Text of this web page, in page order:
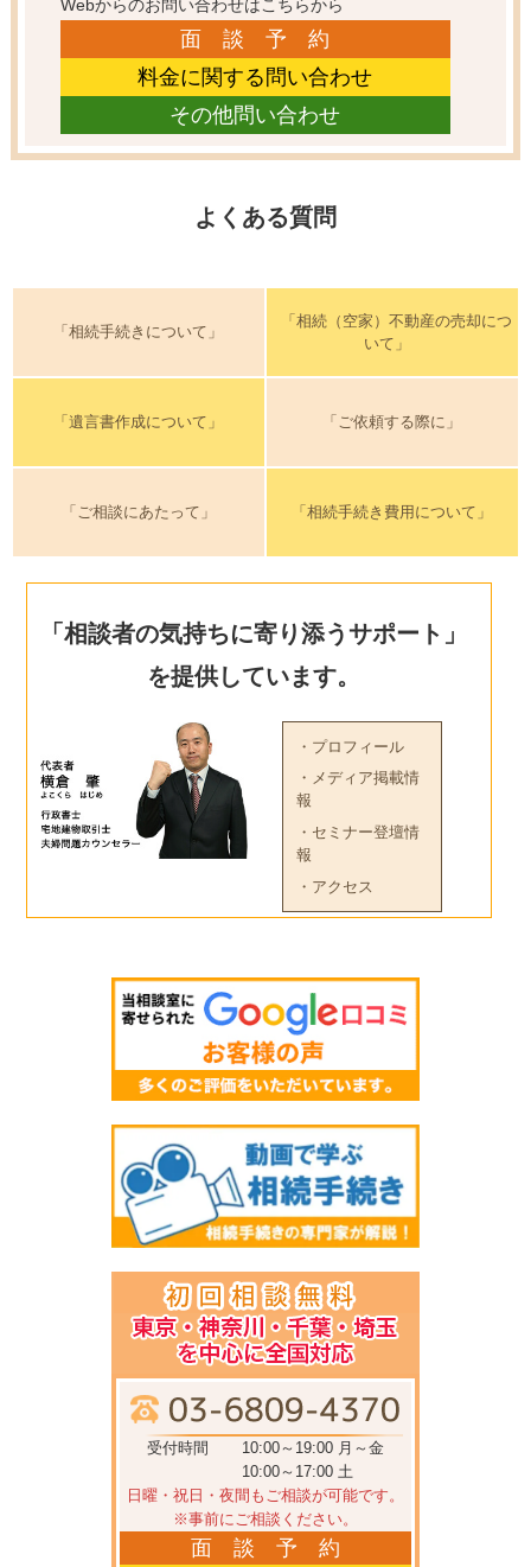
Webからのお問い合わせはこちらから
面 談 予 約
料金に関する問い合わせ
その他問い合わせ
よくある質問
「相続手続きについて」
「相続（空家）不動産の売却につ
いて」
「遺言書作成について」 「ご依頼する際に」
「ご相談にあたって」 「相続手続き費用について」
「相談者の気持ちに寄り添うサポート」
を提供しています。
・プロフィール
・メディア掲載情
報
・セミナー登壇情
報
・アクセス
受付時間
10:00～19:00 月～金
10:00～17:00 土
日曜・祝日・夜間もご相談が可能です。
※事前にご相談ください。
面 談 予 約